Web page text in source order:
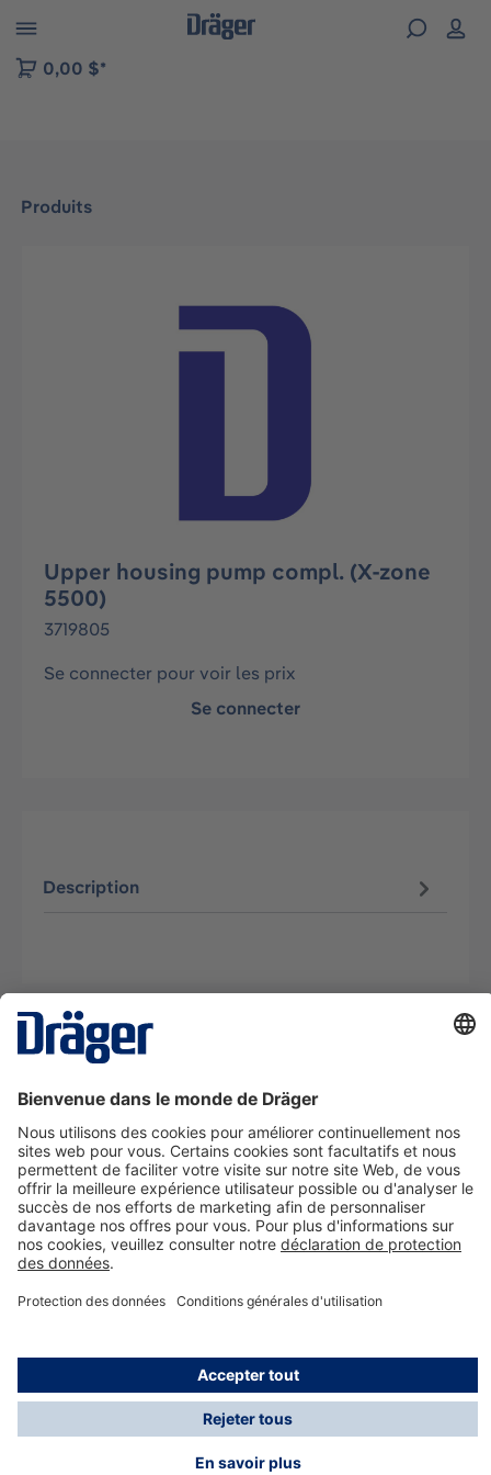
to B2B platform navigation
0,00 $*
Produits
Ignorer la galerie d'images
Upper housing pump compl. (X-zone
5500)
3719805
Se connecter pour voir les prix
Se connecter
Description
La technologie
Nous contacter
A propos de Dräger
Informations
*Les taxes et les frais d'expédition ne sont pas inclus
dans les prix indiqués, sauf mention contraire. Des frais
supplémentaires peuvent s'appliquer.